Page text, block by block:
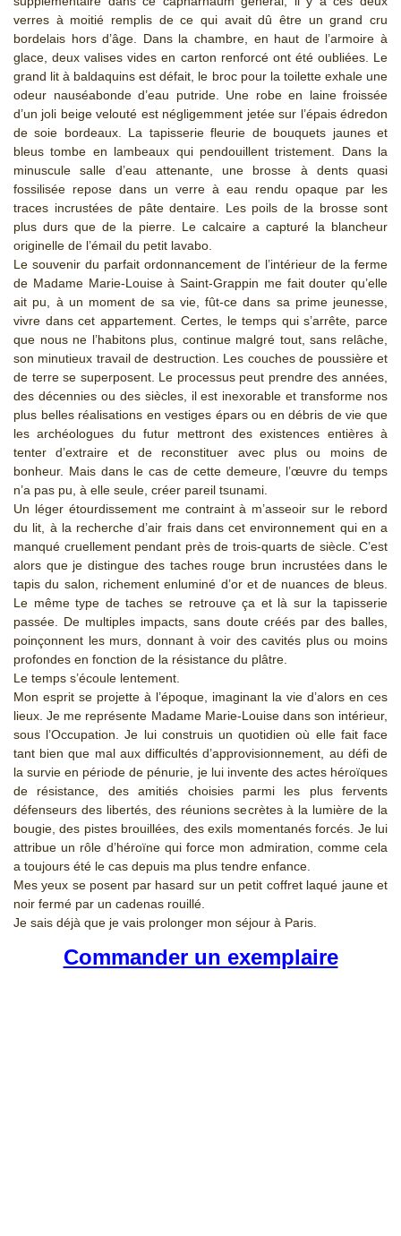
verres à moitié remplis de ce qui avait dû être un grand cru
bordelais hors d’âge. Dans la chambre, en haut de l’armoire à
glace, deux valises vides en carton renforcé ont été oubliées. Le
grand lit à baldaquins est défait, le broc pour la toilette exhale une
odeur nauséabonde d’eau putride. Une robe en laine froissée
d’un joli beige velouté est négligemment jetée sur l’épais édredon
de soie bordeaux. La tapisserie fleurie de bouquets jaunes et
bleus tombe en lambeaux qui pendouillent tristement. Dans la
minuscule salle d’eau attenante, une brosse à dents quasi
fossilisée repose dans un verre à eau rendu opaque par les
traces incrustées de pâte dentaire. Les poils de la brosse sont
plus durs que de la pierre. Le calcaire a capturé la blancheur
originelle de l’émail du petit lavabo.
Le souvenir du parfait ordonnancement de l’intérieur de la ferme
de Madame Marie-Louise à Saint-Grappin me fait douter qu’elle
ait pu, à un moment de sa vie, fût-ce dans sa prime jeunesse,
vivre dans cet appartement. Certes, le temps qui s’arrête, parce
que nous ne l’habitons plus, continue malgré tout, sans relâche,
son minutieux travail de destruction. Les couches de poussière et
de terre se superposent. Le processus peut prendre des années,
des décennies ou des siècles, il est inexorable et transforme nos
plus belles réalisations en vestiges épars ou en débris de vie que
les archéologues du futur mettront des existences entières à
tenter d’extraire et de reconstituer avec plus ou moins de
bonheur. Mais dans le cas de cette demeure, l’œuvre du temps
n’a pas pu, à elle seule, créer pareil tsunami.
Un léger étourdissement me contraint à m’asseoir sur le rebord
du lit, à la recherche d’air frais dans cet environnement qui en a
manqué cruellement pendant près de trois-quarts de siècle. C’est
alors que je distingue des taches rouge brun incrustées dans le
tapis du salon, richement enluminé d’or et de nuances de bleus.
Le même type de taches se retrouve ça et là sur la tapisserie
passée. De multiples impacts, sans doute créés par des balles,
poinçonnent les murs, donnant à voir des cavités plus ou moins
profondes en fonction de la résistance du plâtre.
Le temps s’écoule lentement.
Mon esprit se projette à l’époque, imaginant la vie d’alors en ces
lieux. Je me représente Madame Marie-Louise dans son intérieur,
sous l’Occupation. Je lui construis un quotidien où elle fait face
tant bien que mal aux difficultés d’approvisionnement, au défi de
la survie en période de pénurie, je lui invente des actes héroïques
de résistance, des amitiés choisies parmi les plus fervents
défenseurs des libertés, des réunions secrètes à la lumière de la
bougie, des pistes brouillées, des exils momentanés forcés. Je lui
attribue un rôle d’héroïne qui force mon admiration, comme cela
a toujours été le cas depuis ma plus tendre enfance.
Mes yeux se posent par hasard sur un petit coffret laqué jaune et
noir fermé par un cadenas rouillé.
Je sais déjà que je vais prolonger mon séjour à Paris.
Commander un exemplaire